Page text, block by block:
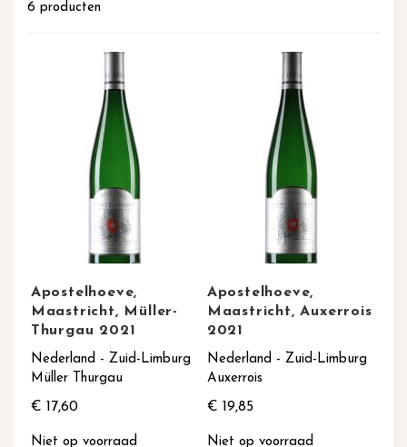
6 producten
Apostelhoeve,
Maastricht, Müller-
Thurgau 2021
Nederland - Zuid-Limburg
Müller Thurgau
€ 17,60
Niet op voorraad
Apostelhoeve,
Maastricht, Auxerrois
2021
Nederland - Zuid-Limburg
Auxerrois
€ 19,85
Niet op voorraad